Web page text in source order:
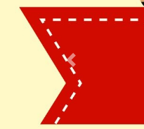
Precedente